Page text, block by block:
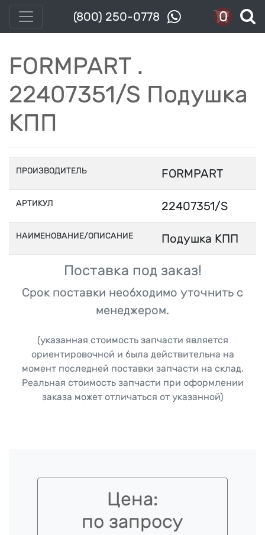
(800) 250-0778 0
FORMPART .
22407351/S Подушка
КПП
ПРОИЗВОДИТЕЛЬ FORMPART
АРТИКУЛ 22407351/S
НАИМЕНОВАНИЕ/ОПИСАНИЕ Подушка КПП
Поставка под заказ!
Срок поставки необходимо уточнить с
менеджером.
(указанная стоимость запчасти является
ориентировочной и была действительна на
момент последней поставки запчасти на склад.
Реальная стоимость запчасти при оформлении
заказа может отличаться от указанной)
Цена:
по запросу